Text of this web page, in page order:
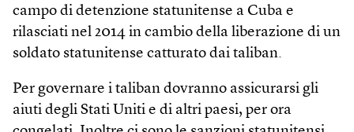
campo di detenzione statunitense a Cuba e
rilasciati nel 2014 in cambio della liberazione di un
soldato statunitense catturato dai taliban.
Per governare i taliban dovranno assicurarsi gli
aiuti degli Stati Uniti e di altri paesi, per ora